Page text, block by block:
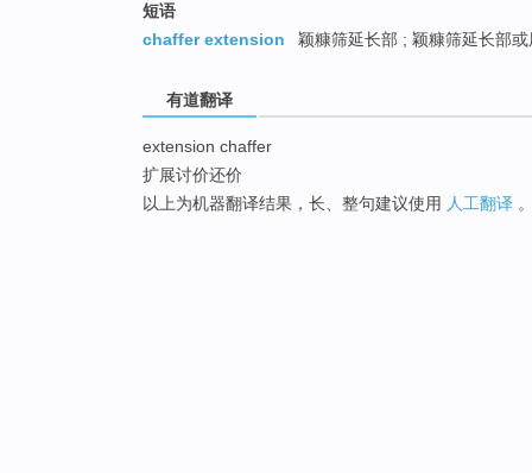
短语
chaffer extension
颖糠筛延长部 ; 颖糠筛延长部或
有道翻译
extension chaffer
扩展讨价还价
以上为机器翻译结果，长、整句建议使用 人工翻译